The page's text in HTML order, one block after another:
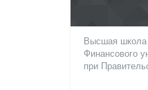
Высшая школа
Финансового
при